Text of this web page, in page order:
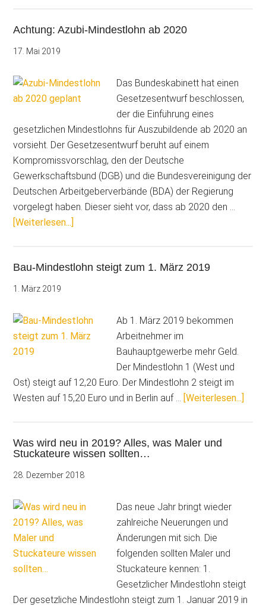
und
Professional
Achtung: Azubi-Mindestlohn ab 2020
17. Mai 2019
Das Bundeskabinett hat einen
Gesetzesentwurf beschlossen,
der die Einführung eines
gesetzlichen Mindestlohns für Auszubildende ab 2020 an
vorsieht. Der Gesetzesentwurf beruht auf einem
Kompromissvorschlag, den der Deutsche
Gewerkschaftsbund (DGB) und die Bundesvereinigung der
Deutschen Arbeitgeberverbände (BDA) der Regierung
vorgelegt haben. Dieser sieht vor, dass ab 2020 den …
[Weiterlesen...]
ab
Bau-Mindestlohn steigt zum 1. März 2019
1. März 2019
Ab 1. März 2019 bekommen
Arbeitnehmer im
Bauhauptgewerbe mehr Geld.
Der Mindestlohn 1 (West und
Ost) steigt auf 12,20 Euro. Der Mindestlohn 2 steigt im
Westen auf 15,20 Euro und in Berlin auf … [Weiterlesen...]
Was wird neu in 2019? Alles, was Maler und
Stuckateure wissen sollten…
28. Dezember 2018
Das neue Jahr bringt wieder
zahlreiche Neuerungen und
Änderungen mit sich. Die
folgenden sollten Maler und
Stuckateure kennen: 1.
Gesetzlicher Mindestlohn steigt
Der gesetzliche Mindestlohn steigt zum 1. Januar 2019 in